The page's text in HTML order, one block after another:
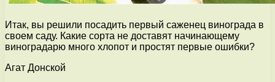
Итак, вы решили посадить первый саженец винограда в
своем саду. Какие сорта не доставят начинающему
виноградарю много хлопот и простят первые ошибки?
Агат Донской